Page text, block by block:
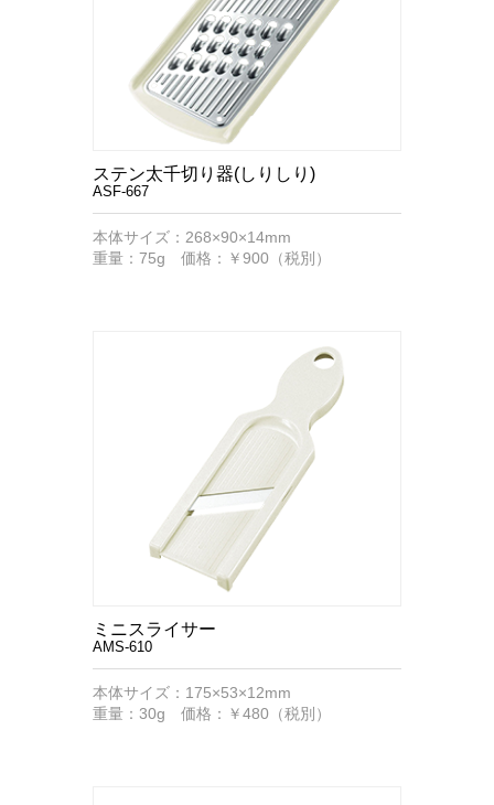
ステン太千切り器(しりしり)
ASF-667
本体サイズ：268×90×14mm
重量：75g 価格：￥900（税別）
ミニスライサー
AMS-610
本体サイズ：175×53×12mm
重量：30g 価格：￥480（税別）